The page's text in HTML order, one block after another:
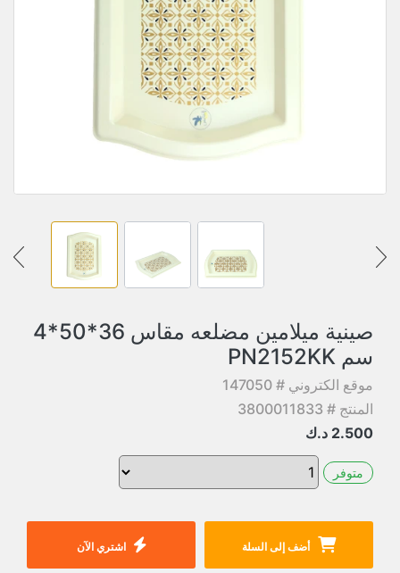
صينية ميلامين مضلعه مقاس 36*50*4
سم PN2152KK
موقع الكتروني # 147050
المنتج # 3800011833
2.500 د.ك
متوفر
أضف إلى السلة اشتري الآن